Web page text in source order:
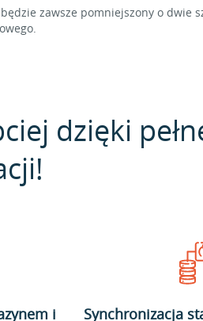
zawsze pomniejszony o dwie
dzięki
i
Synchronizacja